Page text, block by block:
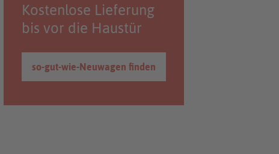
Kostenlose Lieferung
bis vor die Haustür
so-gut-wie-Neuwagen finden